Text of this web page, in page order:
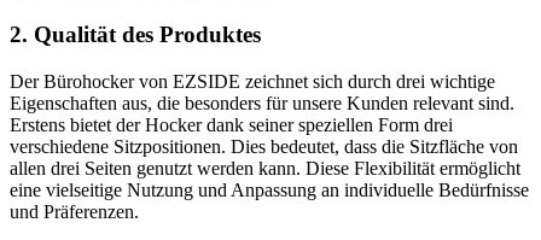
2. Qualität des Produktes
Der Bürohocker von EZSIDE zeichnet sich durch drei wichtige
Eigenschaften aus, die besonders für unsere Kunden relevant sind.
Erstens bietet der Hocker dank seiner speziellen Form drei
verschiedene Sitzpositionen. Dies bedeutet, dass die Sitzfläche von
allen drei Seiten genutzt werden kann. Diese Flexibilität ermöglicht
eine vielseitige Nutzung und Anpassung an individuelle Bedürfnisse
und Präferenzen.